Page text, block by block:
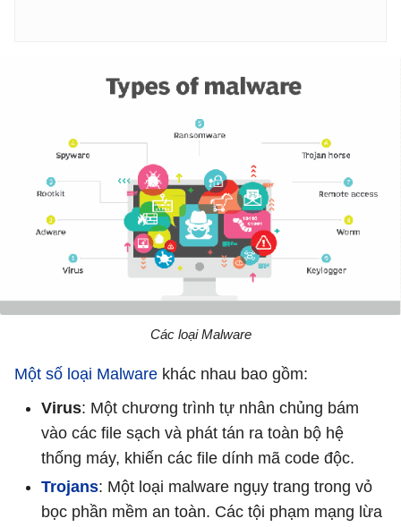
Các loại Malware
Một số loại Malware khác nhau bao gồm:
Virus: Một chương trình tự nhân chủng bám
vào các file sạch và phát tán ra toàn bộ hệ
thống máy, khiến các file dính mã code độc.
Trojans: Một loại malware ngụy trang trong vỏ
bọc phần mềm an toàn. Các tội phạm mạng lừa